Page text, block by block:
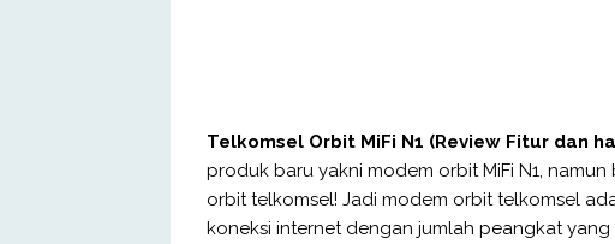
Telkomsel Orbit MiFi N1 (Review Fitur dan
produk baru yakni modem orbit MiFi N1,
orbit telkomsel! Jadi modem orbit telkomsel
koneksi internet dengan jumlah peangkat